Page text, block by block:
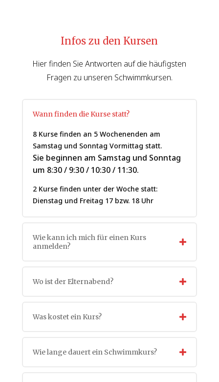
Infos zu den Kursen
Hier finden Sie Antworten auf die häufigsten
Fragen zu unseren Schwimmkursen.
Wann finden die Kurse statt?
8 Kurse finden an 5 Wochenenden am
Samstag und Sonntag Vormittag statt.
Sie beginnen am Samstag und Sonntag
um 8:30 / 9:30 / 10:30 / 11:30.
2 Kurse finden unter der Woche statt:
Dienstag und Freitag 17 bzw. 18 Uhr
Wie kann ich mich für einen Kurs
anmelden?
Wo ist der Elternabend?
Was kostet ein Kurs?
Wie lange dauert ein Schwimmkurs?